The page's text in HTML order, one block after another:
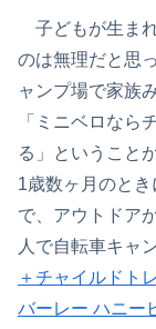
子どもが生ま
のは無理だと思
ャンプ場で家族
「ミニベロなら
る」ということ
1歳数ヶ月のと
で、アウトドア
人で自転車キャ
＋チャイルドト
バーレー ハニー